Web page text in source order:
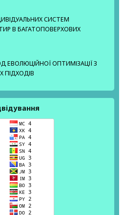
СИСТЕМ
В БАГАТОПОВЕРХОВИХ
ОПТИМІЗАЦІЇ З
ПІДХОДІВ